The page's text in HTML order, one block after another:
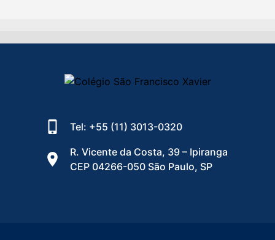
Tel: +55 (11) 3013-0320
R. Vicente da Costa, 39 – Ipiranga
CEP 04266-050 São Paulo, SP